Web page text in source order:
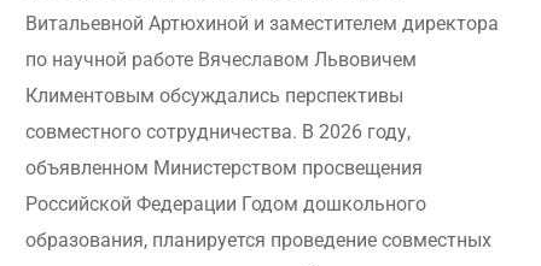
Витальевной Артюхиной и заместителем директора
по научной работе Вячеславом Львовичем
Климентовым обсуждались перспективы
совместного сотрудничества. В 2026 году,
объявленном Министерством просвещения
Российской Федерации Годом дошкольного
образования, планируется проведение совместных